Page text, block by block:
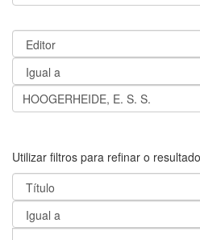
Utilizar filtros para refinar o